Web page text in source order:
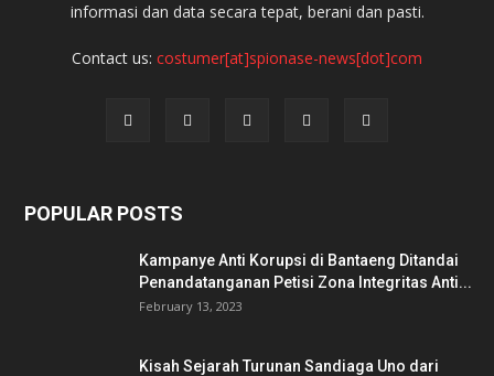
informasi dan data secara tepat, berani dan pasti.
Contact us: costumer[at]spionase-news[dot]com
POPULAR POSTS
Kampanye Anti Korupsi di Bantaeng Ditandai
Penandatanganan Petisi Zona Integritas Anti...
February 13, 2023
Kisah Sejarah Turunan Sandiaga Uno dari